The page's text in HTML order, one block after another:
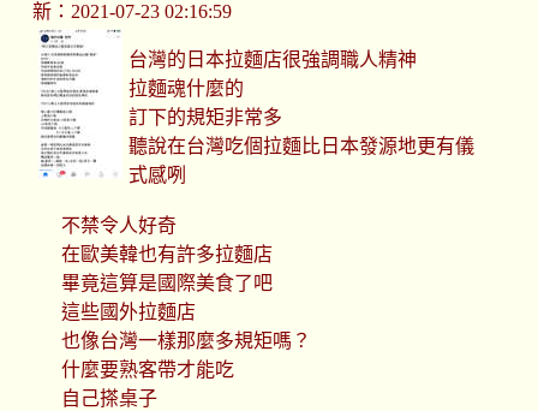
新：2021-07-23 02:16:59
台灣的日本拉麵店很強調職人精神
拉麵魂什麼的
訂下的規矩非常多
聽說在台灣吃個拉麵比日本發源地更有儀
式感咧
不禁令人好奇
在歐美韓也有許多拉麵店
畢竟這算是國際美食了吧
這些國外拉麵店
也像台灣一樣那麼多規矩嗎？
什麼要熟客帶才能吃
自己搽桌子